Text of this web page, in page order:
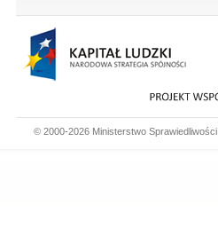
© 2000-2026 Ministerstwo Sprawiedliwości